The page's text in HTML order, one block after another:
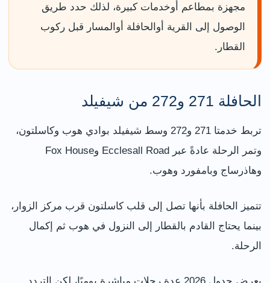
مجهزة بمطاعم أوخدمات كبيرة، لذلك حدد طريق
الوصول إلى القرية أوالحافلة أوالمسار قبل ركوب
القطار.
الحافلة 271 و272 من شيفيلد
تربط خدمتا 271 و272 وسط شيفيلد بوادي هوب وكاسلتون،
وتمر الرحلة عادةً عبر Ecclesall Road وFox House
وهاذرساج وبامفورد وهوب.
تتميز الحافلة بأنها تصل إلى قلب كاسلتون قرب مركز الزوار،
بينما يحتاج القادم بالقطار إلى النزول في هوب ثم إكمال
الرحلة.